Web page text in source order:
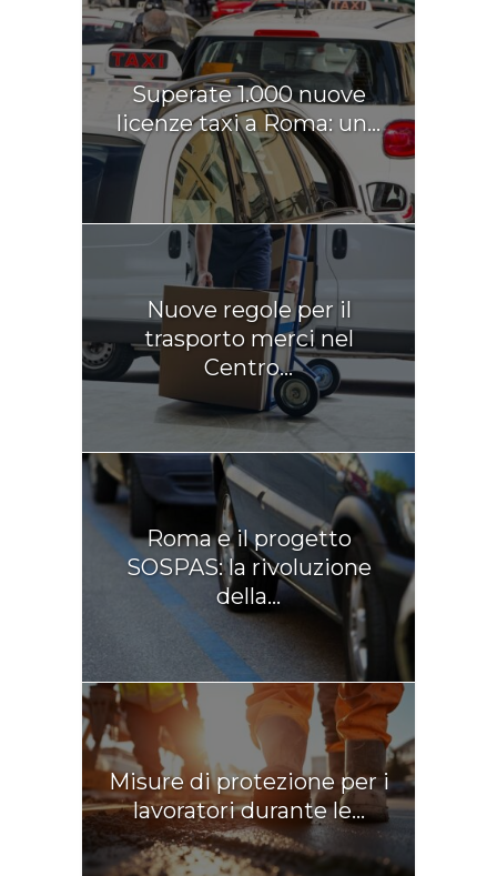
Superate 1.000 nuove
licenze taxi a Roma: un...
Nuove regole per il
trasporto merci nel
Centro...
Roma e il progetto
SOSPAS: la rivoluzione
della...
Misure di protezione per i
lavoratori durante le...